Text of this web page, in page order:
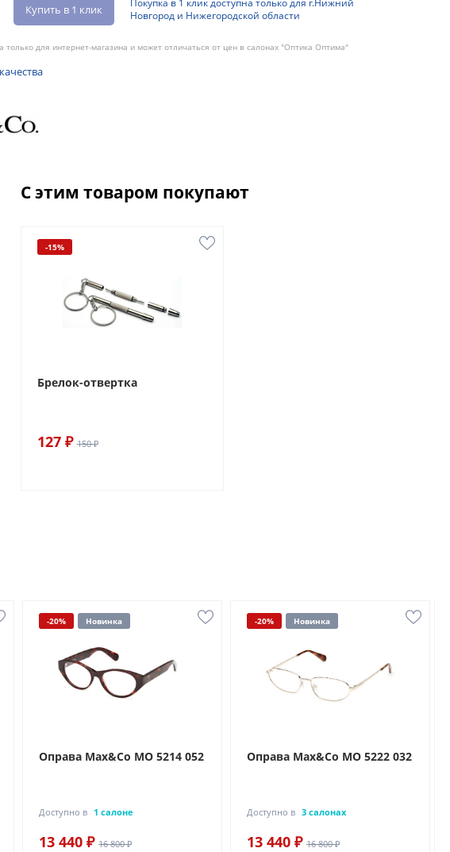
Купить в 1 клик
Покупка в 1 клик доступна только для г.Нижний
Новгород и Нижегородской области
только для интернет-магазина и может отличаться от цен в салонах "Оптика Оптима"
С этим товаром покупают
-15%
Брелок-отвертка
127 ₽ 150 ₽
-20% Новинка
Оправа Max&Co MO 5214 052
Доступно в 1 салоне
13 440 ₽ 16 800 ₽
-20% Новинка
Оправа Max&Co MO 5222 032
Доступно в 3 салонах
13 440 ₽ 16 800 ₽